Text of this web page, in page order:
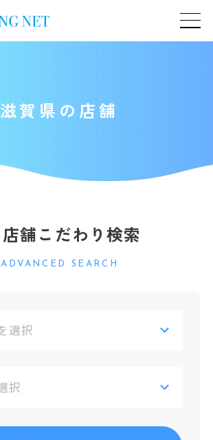
滋賀県の店舗
店舗こだわり検索
ADVANCED SEARCH